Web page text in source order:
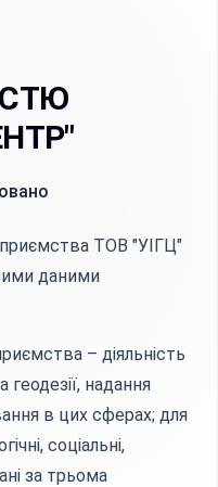
ТОВ "УІГЦ"
даними
– діяльність
геодезії, надання
в цих сферах; для
соціальні,
за трьома